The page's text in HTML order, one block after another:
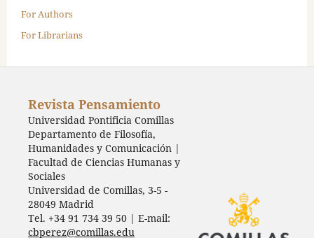
For Authors
For Librarians
Revista Pensamiento
Universidad Pontificia Comillas
Departamento de Filosofía,
Humanidades y Comunicación |
Facultad de Ciencias Humanas y
Sociales
Universidad de Comillas, 3-5 -
28049 Madrid
Tel. +34 91 734 39 50 | E-mail:
cbperez@comillas.edu